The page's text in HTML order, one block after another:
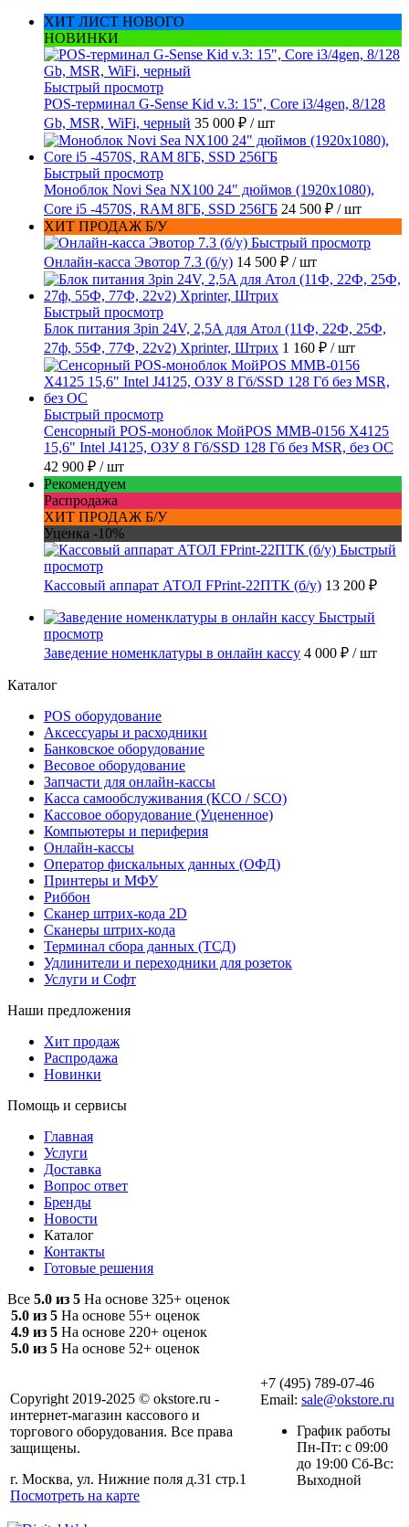
ХИТ ЛИСТ НОВОГО
НОВИНКИ
Быстрый просмотр
POS-терминал G-Sense Kid v.3: 15", Core i3/4gen, 8/128
Gb, MSR, WiFi, черный 35 000 ₽ / шт
Быстрый просмотр
Моноблок Novi Sea NX100 24" дюймов (1920x1080),
Core i5 -4570S, RAM 8ГБ, SSD 256ГБ 24 500 ₽ / шт
ХИТ ПРОДАЖ Б/У
Быстрый просмотр
Онлайн-касса Эвотор 7.3 (б/у) 14 500 ₽ / шт
Быстрый просмотр
Блок питания 3pin 24V, 2,5A для Атол (11Ф, 22Ф, 25Ф,
27ф, 55Ф, 77Ф, 22v2) Xprinter, Штрих 1 160 ₽ / шт
Быстрый просмотр
Сенсорный POS-моноблок МойPOS MMB-0156 X4125
15,6" Intel J4125, ОЗУ 8 Гб/SSD 128 Гб без MSR, без ОС
42 900 ₽ / шт
Рекомендуем
Распродажа
ХИТ ПРОДАЖ Б/У
Уценка -10%
Быстрый
просмотр
Кассовый аппарат АТОЛ FPrint-22ПТК (б/у) 13 200 ₽
Быстрый
просмотр
Заведение номенклатуры в онлайн кассу 4 000 ₽ / шт
Каталог
POS оборудование
Аксессуары и расходники
Банковское оборудование
Весовое оборудование
Запчасти для онлайн-кассы
Касса самообслуживания (КСО / SCO)
Кассовое оборудование (Уцененное)
Компьютеры и периферия
Онлайн-кассы
Оператор фискальных данных (ОФД)
Принтеры и МФУ
Риббон
Сканер штрих-кода 2D
Сканеры штрих-кода
Терминал сбора данных (ТСД)
Удлинители и переходники для розеток
Услуги и Софт
Наши предложения
Хит продаж
Распродажа
Новинки
Помощь и сервисы
Главная
Услуги
Доставка
Вопрос ответ
Бренды
Новости
Каталог
Контакты
Готовые решения
Все 5.0 из 5 На основе 325+ оценок
5.0 из 5 На основе 55+ оценок
4.9 из 5 На основе 220+ оценок
5.0 из 5 На основе 52+ оценок
Copyright 2019-2025 © okstore.ru -
интернет-магазин кассового и
торгового оборудования. Все права
защищены.
г. Москва, ул. Нижние поля д.31 стр.1
Посмотреть на карте
+7 (495) 789-07-46
Email: sale@okstore.ru
График работы
Пн-Пт: с 09:00
до 19:00 Сб-Вс:
Выходной